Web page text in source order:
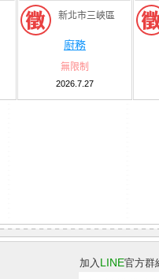
新北市三峽區
廚務
無限制
2026.7.27
加入 LINE官方群